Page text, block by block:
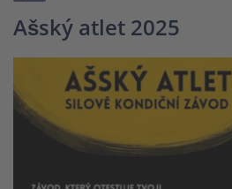
Ašský atlet 2025